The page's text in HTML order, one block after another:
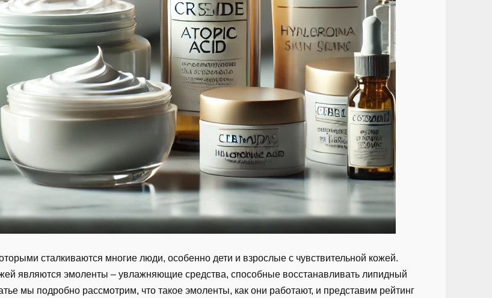
сталкиваются многие люди, особенно дети и взрослые с чувствительной кожей.
являются эмоленты – увлажняющие средства, способные восстанавливать липидный
мы подробно рассмотрим, что такое эмоленты, как они работают, и представим рейтинг